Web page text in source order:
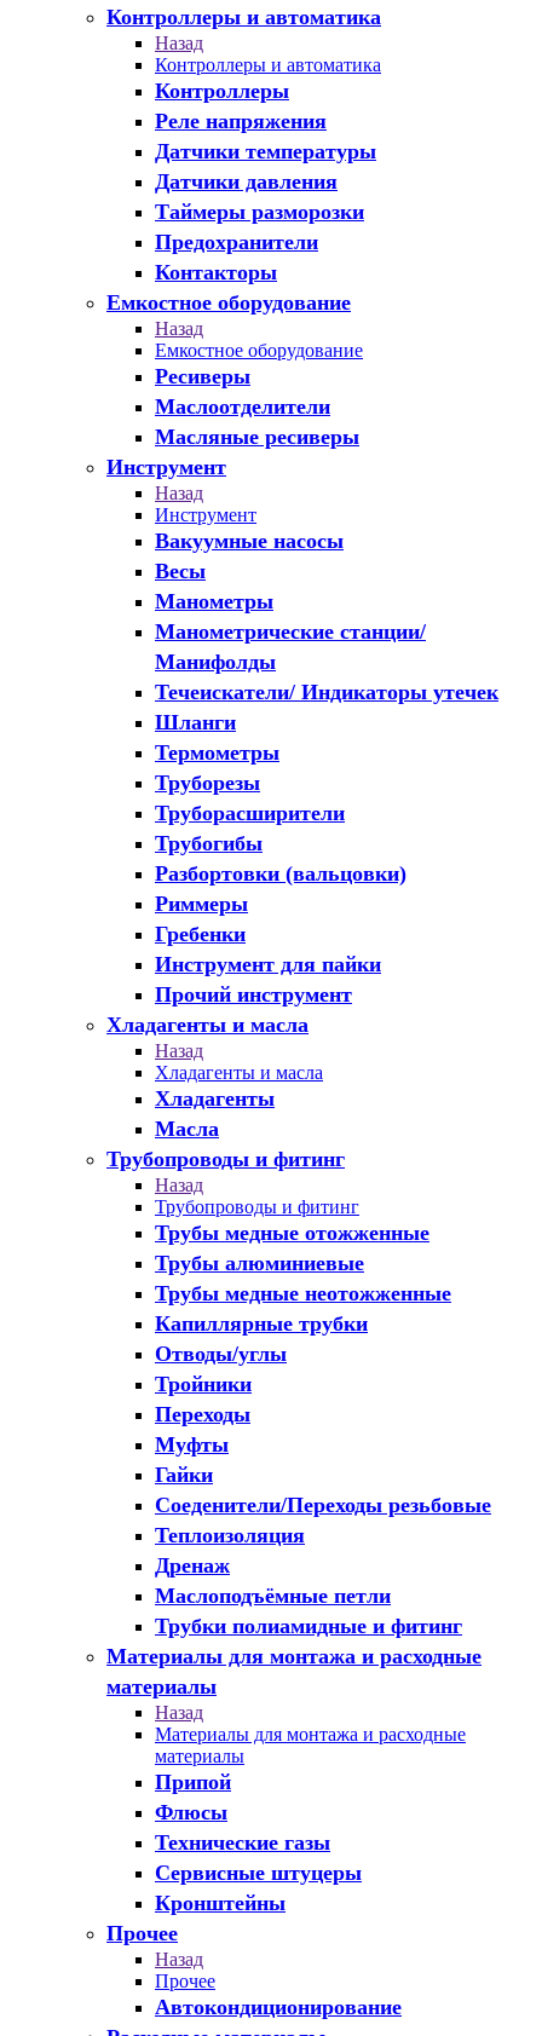
Контроллеры и автоматика
Назад
Контроллеры и автоматика
Контроллеры
Реле напряжения
Датчики температуры
Датчики давления
Таймеры разморозки
Предохранители
Контакторы
Емкостное оборудование
Назад
Емкостное оборудование
Ресиверы
Маслоотделители
Масляные ресиверы
Инструмент
Назад
Инструмент
Вакуумные насосы
Весы
Манометры
Манометрические станции/
Манифолды
Течеискатели/ Индикаторы утечек
Шланги
Термометры
Труборезы
Труборасширители
Трубогибы
Разбортовки (вальцовки)
Риммеры
Гребенки
Инструмент для пайки
Прочий инструмент
Хладагенты и масла
Назад
Хладагенты и масла
Хладагенты
Масла
Трубопроводы и фитинг
Назад
Трубопроводы и фитинг
Трубы медные отожженные
Трубы алюминиевые
Трубы медные неотожженные
Капиллярные трубки
Отводы/углы
Тройники
Переходы
Муфты
Гайки
Соеденители/Переходы резьбовые
Теплоизоляция
Дренаж
Маслоподъёмные петли
Трубки полиамидные и фитинг
Материалы для монтажа и расходные
материалы
Назад
Материалы для монтажа и расходные
материалы
Припой
Флюсы
Технические газы
Сервисные штуцеры
Кронштейны
Прочее
Назад
Прочее
Автокондиционирование